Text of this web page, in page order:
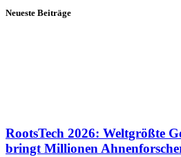
Neueste Beiträge
RootsTech 2026: Weltgrößte
bringt Millionen